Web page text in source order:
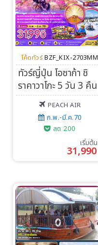
โค้ดทัวร์ BZF_KIX-2703MM
ทัวร์ญี่ปุ่น โอซาก้า ชิ
ราคาวาโกะ 5 วัน 3 คืน
PEACH AIR
ก.พ.-มี.ค.70
ลด 200
เริ่มต้น
31,990